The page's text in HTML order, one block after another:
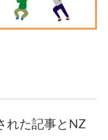
れた記事とNZ